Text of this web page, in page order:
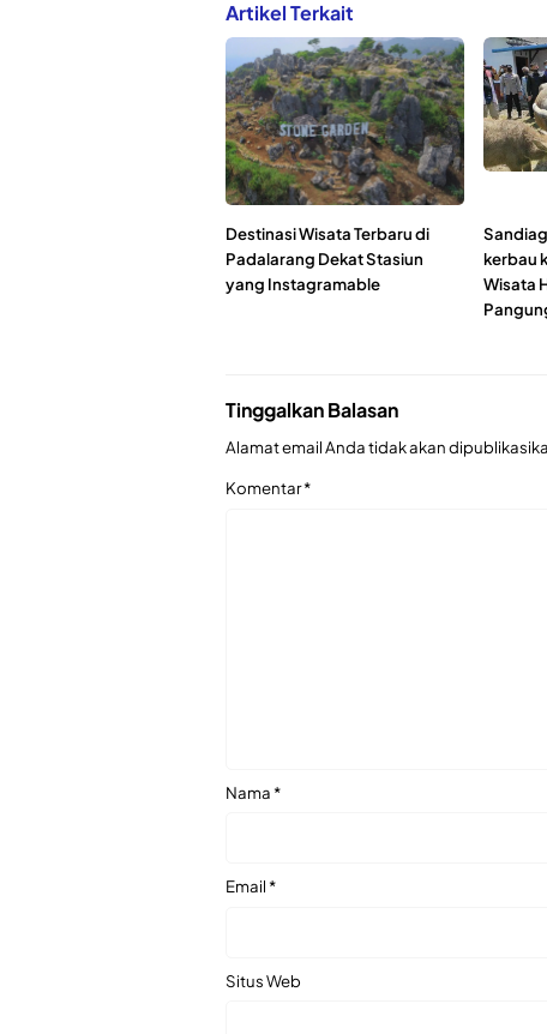
Artikel Terkait
Destinasi Wisata Terbaru di
Padalarang Dekat Stasiun
yang Instagramable
kerbau
Wisata
Tinggalkan Balasan
Alamat email Anda tidak akan
Komentar*
Nama*
Email*
Situs Web